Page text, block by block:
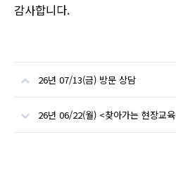
감사합니다.
26년 07/13(금) 방문 상담
26년 06/22(월) <찾아가는 현장교